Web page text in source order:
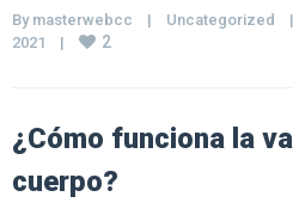
By masterwebcc | Uncategorized |
2021 | 2
¿Cómo funciona la
cuerpo?